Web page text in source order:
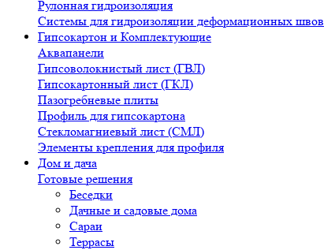
Рулонная гидроизоляция
Системы для гидроизоляции деформационных швов
Гипсокартон и Комплектующие
Аквапанели
Гипсоволокнистый лист (ГВЛ)
Гипсокартонный лист (ГКЛ)
Пазогребневые плиты
Профиль для гипсокартона
Стекломагниевый лист (СМЛ)
Элементы крепления для профиля
Дом и дача
Готовые решения
Беседки
Дачные и садовые дома
Сараи
Террасы